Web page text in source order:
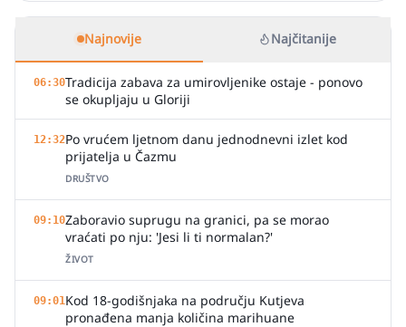
Najnovije Najčitanije
06:30Tradicija zabava za umirovljenike ostaje - ponovo
se okupljaju u Gloriji
12:32Po vrućem ljetnom danu jednodnevni izlet kod
prijatelja u Čazmu
DRUŠTVO
09:10Zaboravio suprugu na granici, pa se morao
vraćati po nju: 'Jesi li ti normalan?'
ŽIVOT
09:01Kod 18-godišnjaka na području Kutjeva
pronađena manja količina marihuane